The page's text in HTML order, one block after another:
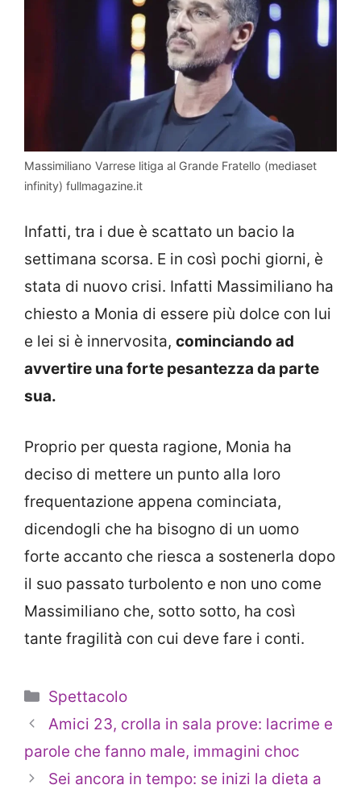
Massimiliano Varrese litiga al Grande Fratello (mediaset
infinity) fullmagazine.it
Infatti, tra i due è scattato un bacio la
settimana scorsa. E in così pochi giorni, è
stata di nuovo crisi. Infatti Massimiliano ha
chiesto a Monia di essere più dolce con lui
e lei si è innervosita, cominciando ad
avvertire una forte pesantezza da parte
sua.
Proprio per questa ragione, Monia ha
deciso di mettere un punto alla loro
frequentazione appena cominciata,
dicendogli che ha bisogno di un uomo
forte accanto che riesca a sostenerla dopo
il suo passato turbolento e non uno come
Massimiliano che, sotto sotto, ha così
tante fragilità con cui deve fare i conti.
Categorie
Spettacolo
Amici 23, crolla in sala prove: lacrime e
parole che fanno male, immagini choc
Sei ancora in tempo: se inizi la dieta a